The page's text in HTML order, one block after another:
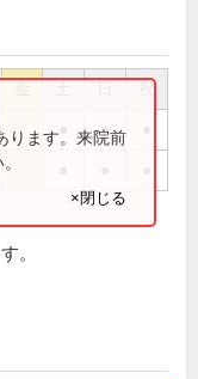
祝
●
ります。来院前
×閉じる
。